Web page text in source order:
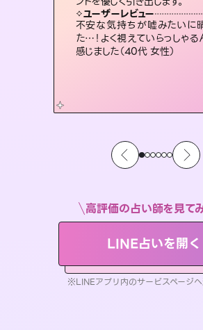
ユーザーレビュー
不安な気持ちが嘘みたいに
た…！よく視えていらっしゃる
感じました（40代 女性）
ユーザーレビュー
安心感のあり、言い切ってく
さない鑑定のおかげで、毎
持ちを整えられます（30代
ユーザーレビュー
複雑な背景もしっかり聞
いただけました。気持ち
た（50代 女性）
職場の人の性質や人間
本当によく視えていて
打てて前向きになれま
とても心温まる鑑定で
らは何も言っていない
しゃるんだなと驚きで
ユーザーレビュー
鑑定していただいて
動すると仲が復活し
とうございました（
高評価の占い師を見て
LINE占いを開く
※LINEアプリ内のサービスページ